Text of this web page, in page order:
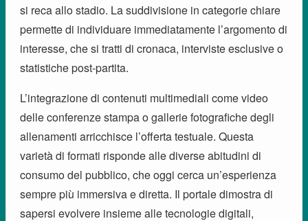
si reca allo stadio. La suddivisione in categorie chiare
permette di individuare immediatamente l’argomento di
interesse, che si tratti di cronaca, interviste esclusive o
statistiche post-partita.
L’integrazione di contenuti multimediali come video
delle conferenze stampa o gallerie fotografiche degli
allenamenti arricchisce l’offerta testuale. Questa
varietà di formati risponde alle diverse abitudini di
consumo del pubblico, che oggi cerca un’esperienza
sempre più immersiva e diretta. Il portale dimostra di
sapersi evolvere insieme alle tecnologie digitali,